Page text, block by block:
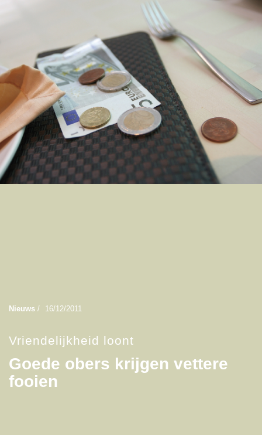
Nieuws / 16/12/2011
Vriendelijkheid loont
Goede obers krijgen vettere
fooien